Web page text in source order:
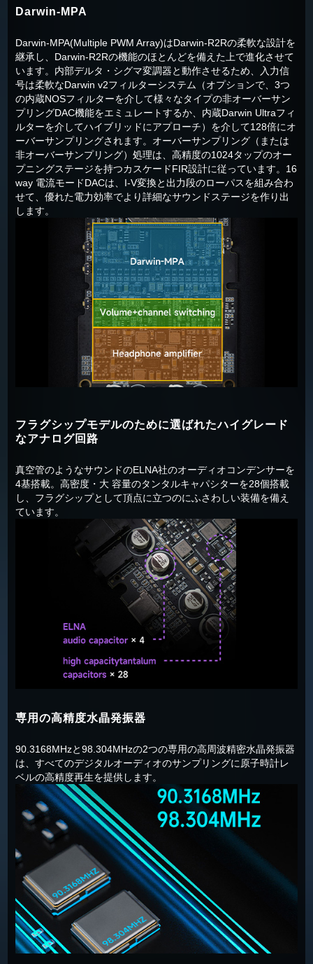
Darwin-MPA
Darwin-MPA(Multiple PWM Array)はDarwin-R2Rの柔軟な設計を
継承し、Darwin-R2Rの機能のほとんどを備えた上で進化させて
います。内部デルタ・シグマ変調器と動作させるため、入力信
号は柔軟なDarwin v2フィルターシステム（オプションで、3つ
の内蔵NOSフィルターを介して様々なタイプの非オーバーサン
プリングDAC機能をエミュレートするか、内蔵Darwin Ultraフィ
ルターを介してハイブリッドにアプローチ）を介して128倍にオ
ーバーサンプリングされます。オーバーサンプリング（または
非オーバーサンプリング）処理は、高精度の1024タップのオー
プニングステージを持つカスケードFIR設計に従っています。16
way 電流モードDACは、I-V変換と出力段のローパスを組み合わ
せて、優れた電力効率でより詳細なサウンドステージを作り出
します。
フラグシップモデルのために選ばれたハイグレード
なアナログ回路
真空管のようなサウンドのELNA社のオーディオコンデンサーを
4基搭載。高密度・大 容量のタンタルキャパシターを28個搭載
し、フラグシップとして頂点に立つのにふさわしい装備を備え
ています。
専用の高精度水晶発振器
90.3168MHzと98.304MHzの2つの専用の高周波精密水晶発振器
は、すべてのデジタルオーディオのサンプリングに原子時計レ
ベルの高精度再生を提供します。